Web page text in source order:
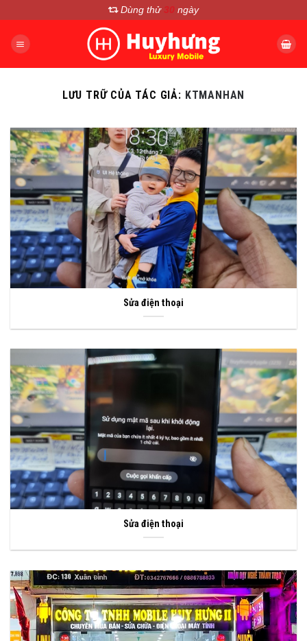
nội
Dùng thử 30 ngày
LƯU TRỮ CỦA TÁC GIẢ: KTMANHAN
Sửa điện thoại
Sửa điện thoại